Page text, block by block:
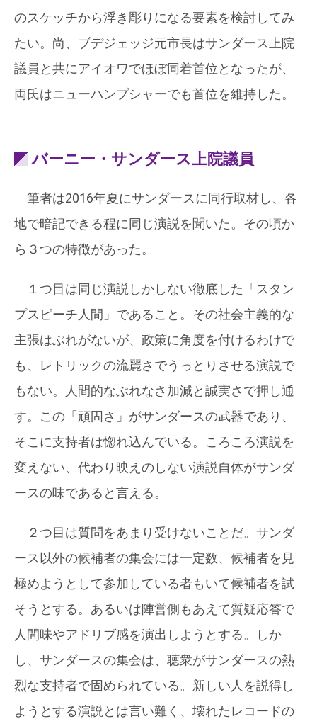
のスケッチから浮き彫りになる要素を検討してみ
たい。尚、ブデジェッジ元市長はサンダース上院
議員と共にアイオワでほぼ同着首位となったが、
両氏はニューハンプシャーでも首位を維持した。
バーニー・サンダース上院議員
筆者は2016年夏にサンダースに同行取材し、各
地で暗記できる程に同じ演説を聞いた。その頃か
ら３つの特徴があった。
１つ目は同じ演説しかしない徹底した「スタン
プスピーチ人間」であること。その社会主義的な
主張はぶれがないが、政策に角度を付けるわけで
も、レトリックの流麗さでうっとりさせる演説で
もない。人間的なぶれなさ加減と誠実さで押し通
す。この「頑固さ」がサンダースの武器であり、
そこに支持者は惚れ込んでいる。ころころ演説を
変えない、代わり映えのしない演説自体がサンダ
ースの味であると言える。
２つ目は質問をあまり受けないことだ。サンダ
ース以外の候補者の集会には一定数、候補者を見
極めようとして参加している者もいて候補者を試
そうとする。あるいは陣営側もあえて質疑応答で
人間味やアドリブ感を演出しようとする。しか
し、サンダースの集会は、聴衆がサンダースの熱
烈な支持者で固められている。新しい人を説得し
ようとする演説とは言い難く、壊れたレコードの